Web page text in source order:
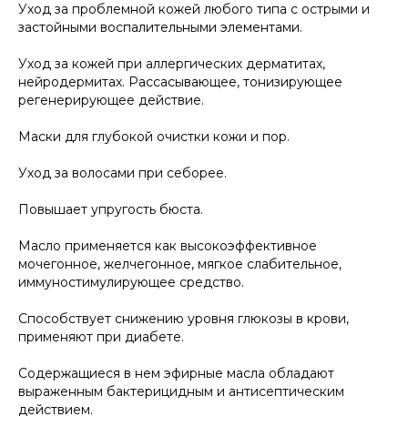
Уход за проблемной кожей любого типа с острыми и
застойными воспалительными элементами.
Уход за кожей при аллергических дерматитах,
нейродермитах. Рассасывающее, тонизирующее
регенерирующее действие.
Маски для глубокой очистки кожи и пор.
Уход за волосами при себорее.
Повышает упругость бюста.
Масло применяется как высокоэффективное
мочегонное, желчегонное, мягкое слабительное,
иммуностимулирующее средство.
Способствует снижению уровня глюкозы в крови,
применяют при диабете.
Содержащиеся в нем эфирные масла обладают
выраженным бактерицидным и антисептическим
действием.